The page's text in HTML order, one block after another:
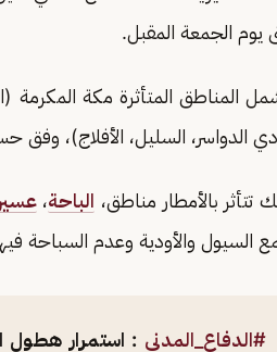
يوم الجمعة المقبل.
المناطق المتأثرة مكة المكرمة
الدواسر، السليل، الأفلاج)،
تتأثر بالأمطار مناطق، الباحة،عسير
السيول والأودية وعدم السباحة
#الدفاع_المدني : استمرار هطول